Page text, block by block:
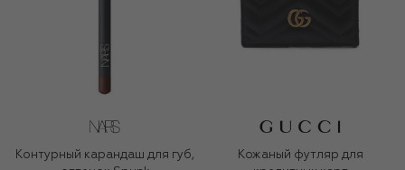
Контурный карандаш для губ,
Кожаный футляр для